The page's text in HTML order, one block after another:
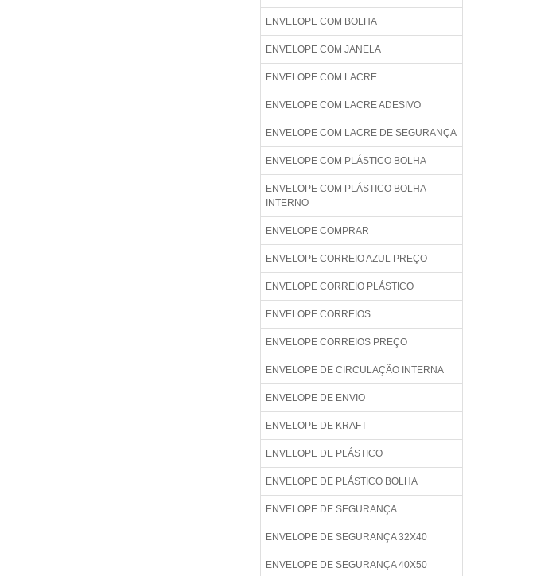
ENVELOPE COM BOLHA
ENVELOPE COM JANELA
ENVELOPE COM LACRE
ENVELOPE COM LACRE ADESIVO
ENVELOPE COM LACRE DE SEGURANÇA
ENVELOPE COM PLÁSTICO BOLHA
ENVELOPE COM PLÁSTICO BOLHA
INTERNO
ENVELOPE COMPRAR
ENVELOPE CORREIO AZUL PREÇO
ENVELOPE CORREIO PLÁSTICO
ENVELOPE CORREIOS
ENVELOPE CORREIOS PREÇO
ENVELOPE DE CIRCULAÇÃO INTERNA
ENVELOPE DE ENVIO
ENVELOPE DE KRAFT
ENVELOPE DE PLÁSTICO
ENVELOPE DE PLÁSTICO BOLHA
ENVELOPE DE SEGURANÇA
ENVELOPE DE SEGURANÇA 32X40
ENVELOPE DE SEGURANÇA 40X50